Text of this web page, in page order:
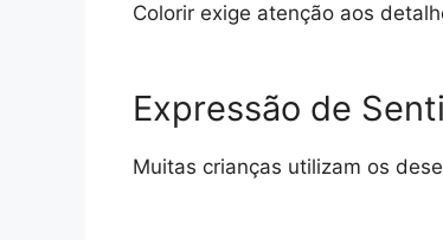
Colorir exige atenção aos
Expressão de
Muitas crianças utilizam os